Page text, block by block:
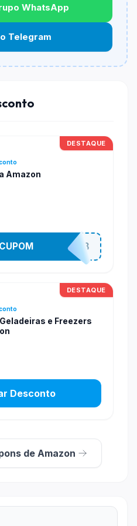
de itens participantes
especificos podem
WhatsApp
Telegram
DESTAQUE
Amazon
ULTIMO8DO8
DESTAQUE
Geladeiras e Freezers
Desconto
de Amazon